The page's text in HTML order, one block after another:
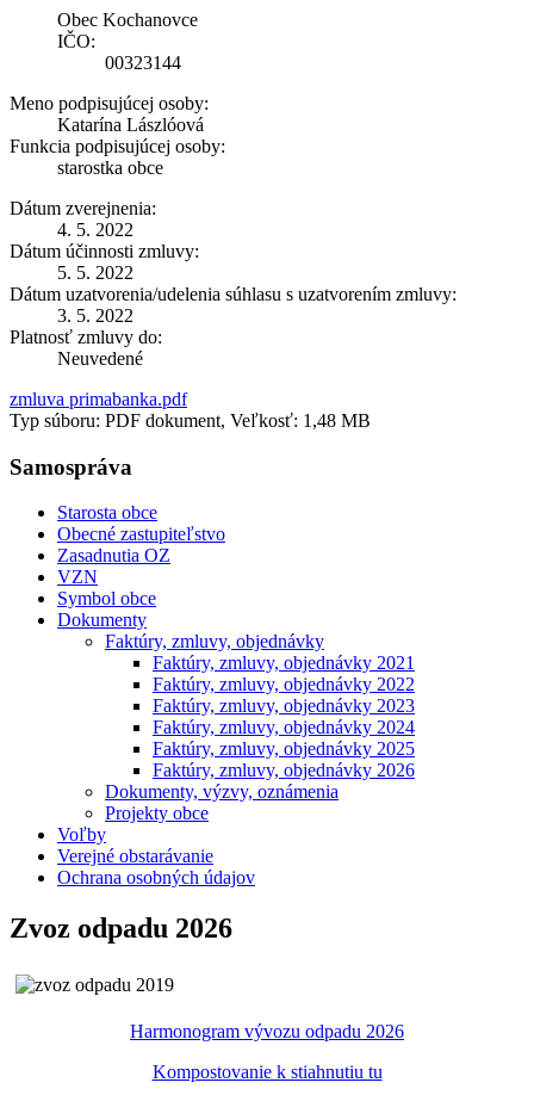
Obec Kochanovce
IČO:
00323144
Meno podpisujúcej osoby:
Katarína Lászlóová
Funkcia podpisujúcej osoby:
starostka obce
Dátum zverejnenia:
4. 5. 2022
Dátum účinnosti zmluvy:
5. 5. 2022
Dátum uzatvorenia/udelenia súhlasu s uzatvorením zmluvy:
3. 5. 2022
Platnosť zmluvy do:
Neuvedené
zmluva primabanka.pdf
Typ súboru: PDF dokument, Veľkosť: 1,48 MB
Samospráva
Starosta obce
Obecné zastupiteľstvo
Zasadnutia OZ
VZN
Symbol obce
Dokumenty
Faktúry, zmluvy, objednávky
Faktúry, zmluvy, objednávky 2021
Faktúry, zmluvy, objednávky 2022
Faktúry, zmluvy, objednávky 2023
Faktúry, zmluvy, objednávky 2024
Faktúry, zmluvy, objednávky 2025
Faktúry, zmluvy, objednávky 2026
Dokumenty, výzvy, oznámenia
Projekty obce
Voľby
Verejné obstarávanie
Ochrana osobných údajov
Zvoz odpadu 2026
Harmonogram vývozu odpadu 2026
Kompostovanie k stiahnutiu tu